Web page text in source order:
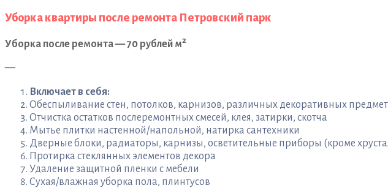
Уборка квартиры после ремонта Петровский парк
Уборка после ремонта — 70 рублей м2
—
Включает в себя:
Обеспыливание стен, потолков, карнизов, различных декоративных
Отчистка остатков послеремонтных смесей, клея, затирки, скотча
Мытье плитки настенной/напольной, натирка сантехники
Дверные блоки, радиаторы, карнизы, осветительные приборы (кроме
Протирка стеклянных элементов декора
Удаление защитной пленки с мебели
Сухая/влажная уборка пола, плинтусов